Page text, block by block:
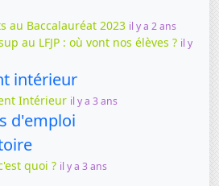
au Baccalauréat 2023 il y a 2 ans
au LFJP : où vont nos élèves ? il y
intérieur
Intérieur il y a 3 ans
d'emploi
quoi ? il y a 3 ans